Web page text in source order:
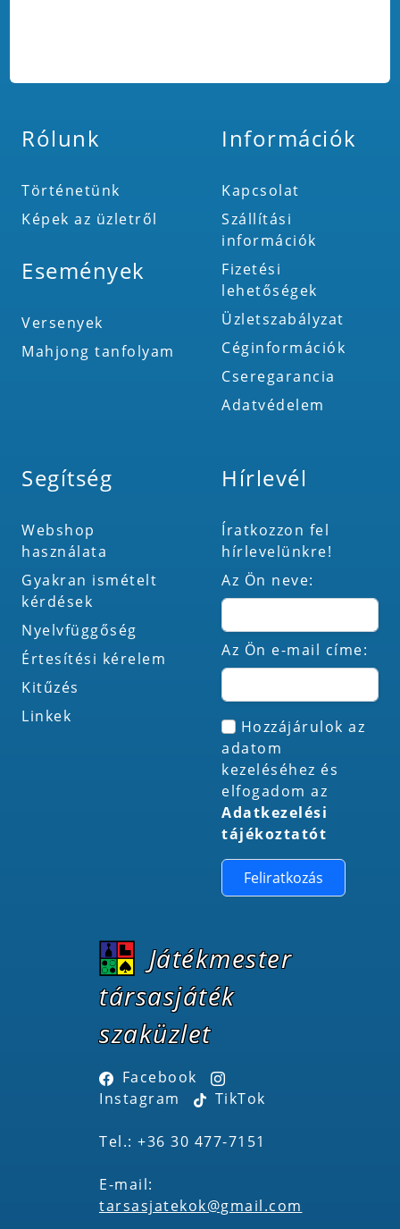
Rólunk
Történetünk
Képek az üzletről
Események
Versenyek
Mahjong tanfolyam
Információk
Kapcsolat
Szállítási
információk
Fizetési
lehetőségek
Üzletszabályzat
Céginformációk
Cseregarancia
Adatvédelem
Segítség
Webshop
használata
Gyakran ismételt
kérdések
Nyelvfüggőség
Értesítési kérelem
Kitűzés
Linkek
Hírlevél
Íratkozzon fel
hírlevelünkre!
Az Ön neve:
Az Ön e-mail címe:
Hozzájárulok az
adatom
kezeléséhez és
elfogadom az
Adatkezelési
tájékoztatót
Feliratkozás
Játékmester
társasjáték
szaküzlet
Facebook
Instagram
TikTok
Tel.: +36 30 477-7151
E-mail:
tarsasjatekok@gmail.com